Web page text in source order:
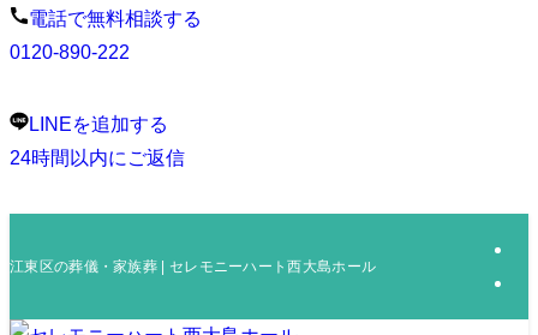
電話で無料相談する
0120-890-222
LINEを追加する
24時間以内にご返信
江東区の葬儀・家族葬 | セレモニーハート西大島ホール